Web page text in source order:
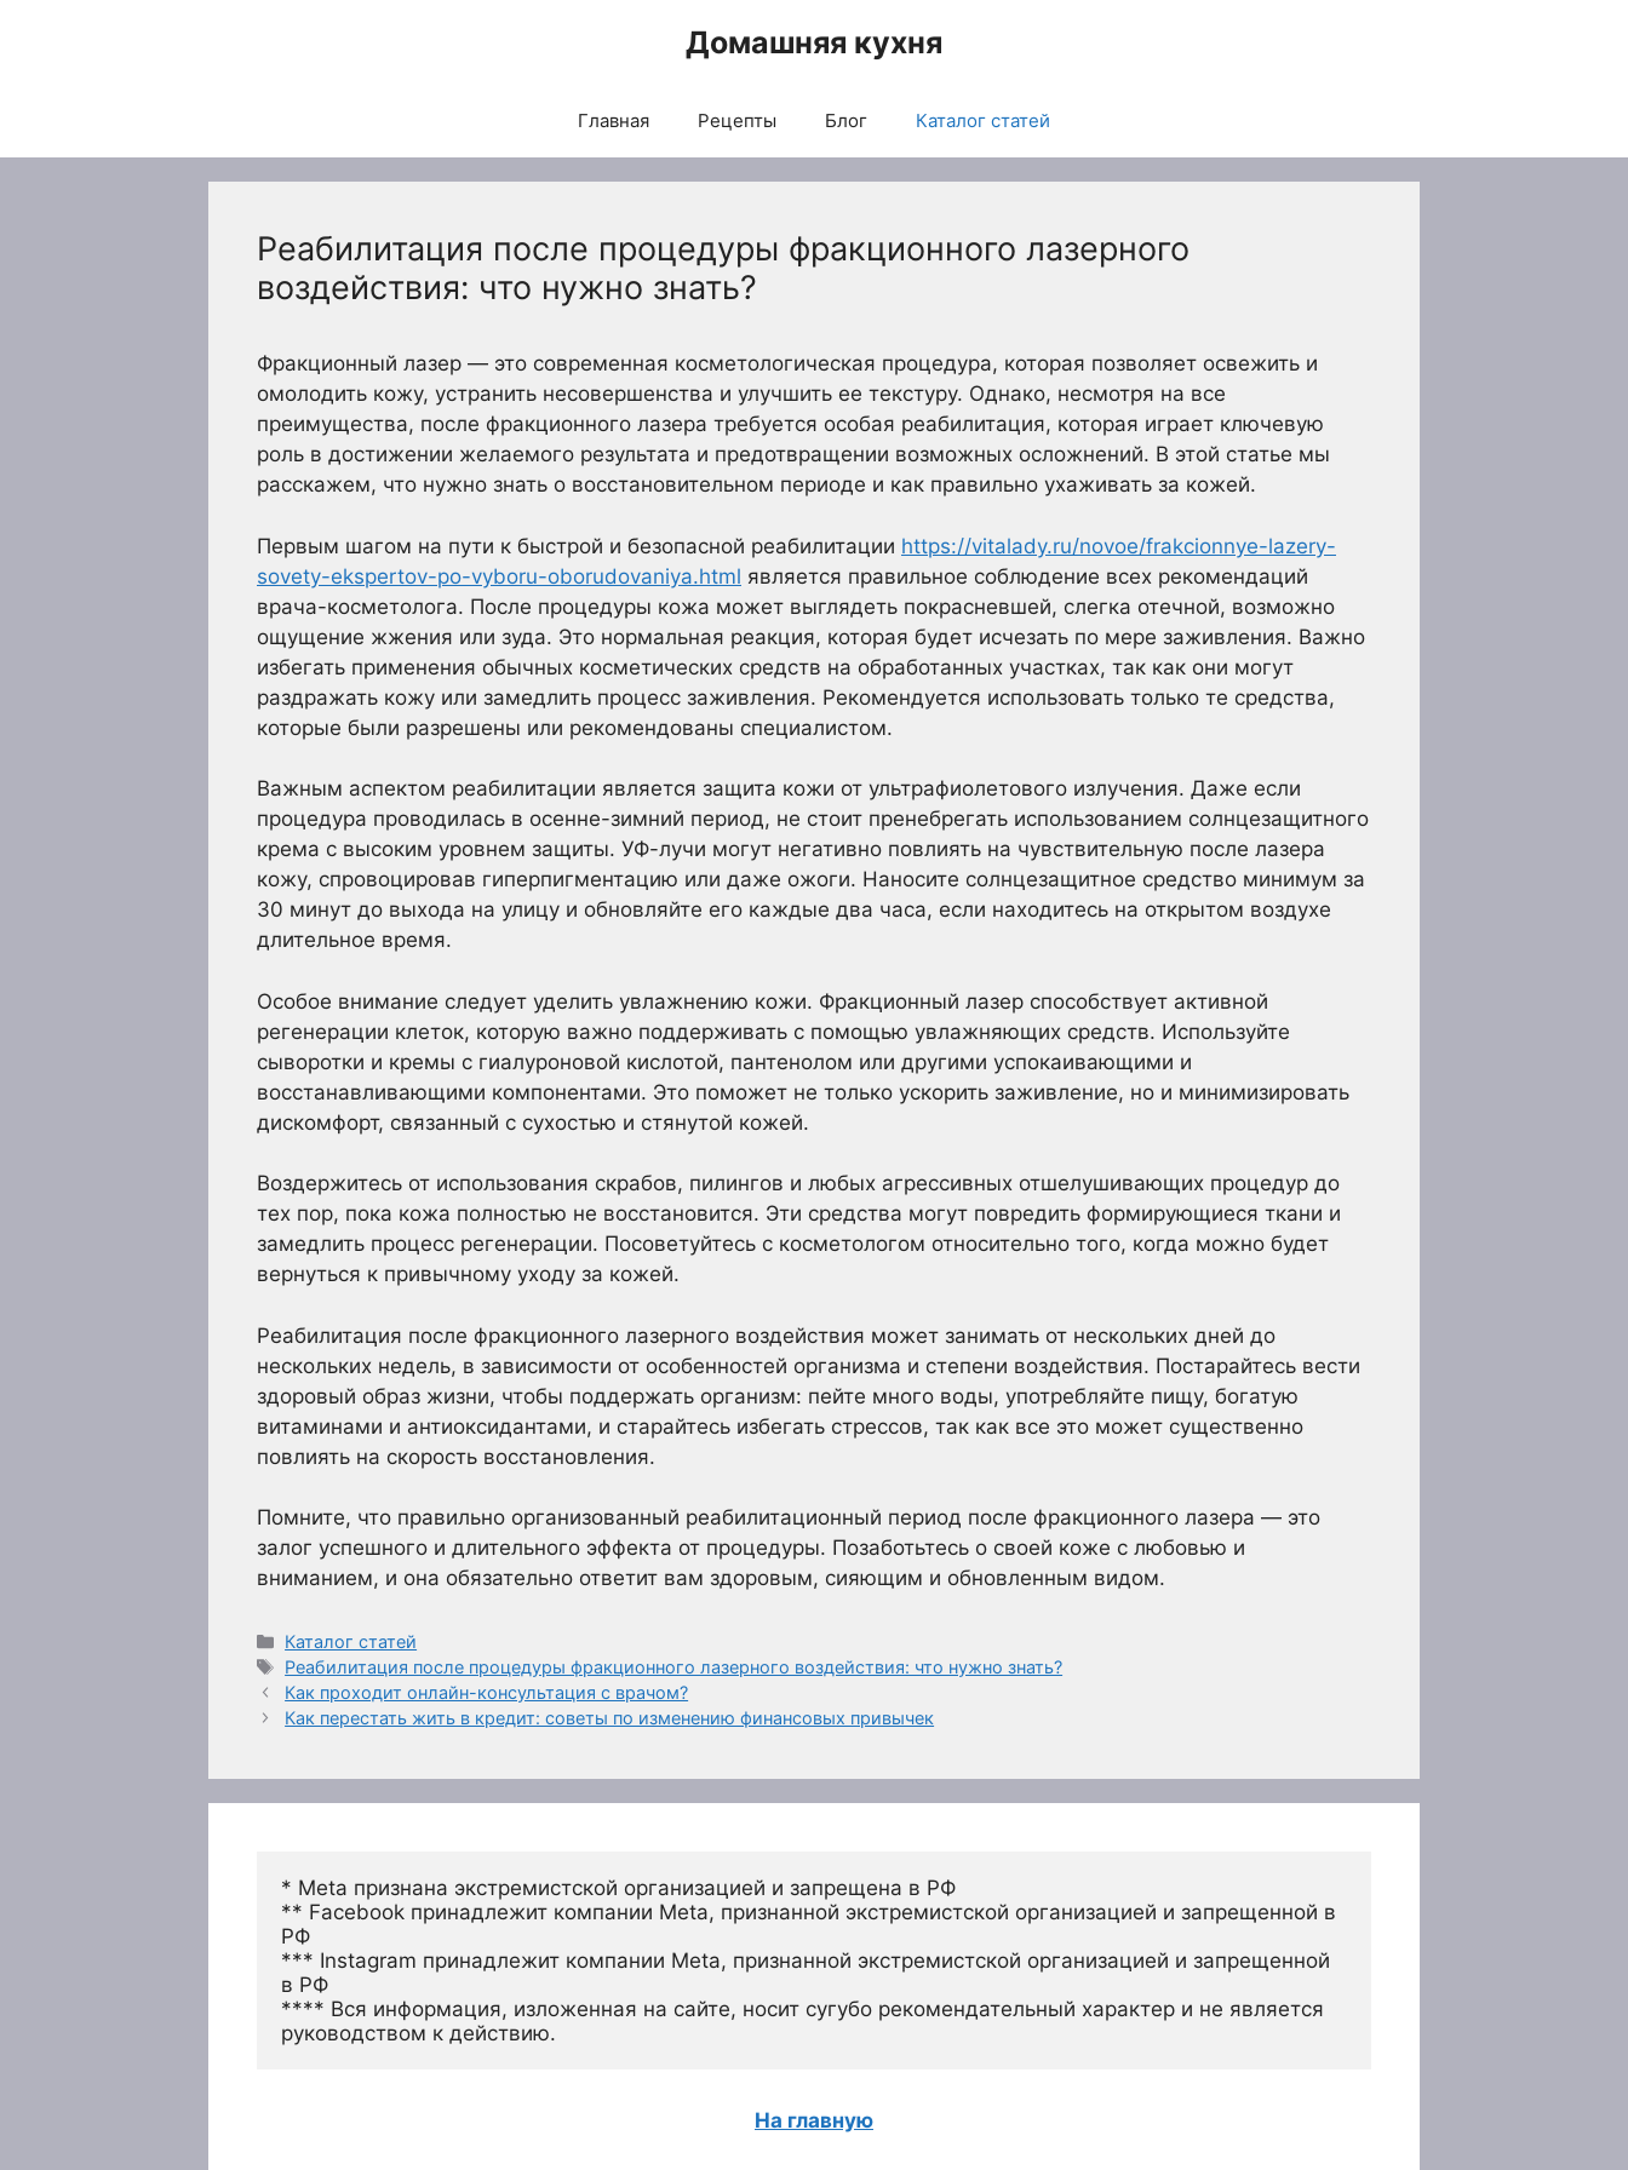
Домашняя кухня
Главная Рецепты Блог Каталог статей
Реабилитация после процедуры фракционного лазерного
воздействия: что нужно знать?
Фракционный лазер — это современная косметологическая процедура, которая позволяет освежить и
омолодить кожу, устранить несовершенства и улучшить ее текстуру. Однако, несмотря на все
преимущества, после фракционного лазера требуется особая реабилитация, которая играет ключевую
роль в достижении желаемого результата и предотвращении возможных осложнений. В этой статье мы
расскажем, что нужно знать о восстановительном периоде и как правильно ухаживать за кожей.
Первым шагом на пути к быстрой и безопасной реабилитации https://vitalady.ru/novoe/frakcionnye-lazery-
sovety-ekspertov-po-vyboru-oborudovaniya.html является правильное соблюдение всех рекомендаций
врача-косметолога. После процедуры кожа может выглядеть покрасневшей, слегка отечной, возможно
ощущение жжения или зуда. Это нормальная реакция, которая будет исчезать по мере заживления. Важно
избегать применения обычных косметических средств на обработанных участках, так как они могут
раздражать кожу или замедлить процесс заживления. Рекомендуется использовать только те средства,
которые были разрешены или рекомендованы специалистом.
Важным аспектом реабилитации является защита кожи от ультрафиолетового излучения. Даже если
процедура проводилась в осенне-зимний период, не стоит пренебрегать использованием солнцезащитного
крема с высоким уровнем защиты. УФ-лучи могут негативно повлиять на чувствительную после лазера
кожу, спровоцировав гиперпигментацию или даже ожоги. Наносите солнцезащитное средство минимум за
30 минут до выхода на улицу и обновляйте его каждые два часа, если находитесь на открытом воздухе
длительное время.
Особое внимание следует уделить увлажнению кожи. Фракционный лазер способствует активной
регенерации клеток, которую важно поддерживать с помощью увлажняющих средств. Используйте
сыворотки и кремы с гиалуроновой кислотой, пантенолом или другими успокаивающими и
восстанавливающими компонентами. Это поможет не только ускорить заживление, но и минимизировать
дискомфорт, связанный с сухостью и стянутой кожей.
Воздержитесь от использования скрабов, пилингов и любых агрессивных отшелушивающих процедур до
тех пор, пока кожа полностью не восстановится. Эти средства могут повредить формирующиеся ткани и
замедлить процесс регенерации. Посоветуйтесь с косметологом относительно того, когда можно будет
вернуться к привычному уходу за кожей.
Реабилитация после фракционного лазерного воздействия может занимать от нескольких дней до
нескольких недель, в зависимости от особенностей организма и степени воздействия. Постарайтесь вести
здоровый образ жизни, чтобы поддержать организм: пейте много воды, употребляйте пищу, богатую
витаминами и антиоксидантами, и старайтесь избегать стрессов, так как все это может существенно
повлиять на скорость восстановления.
Помните, что правильно организованный реабилитационный период после фракционного лазера — это
залог успешного и длительного эффекта от процедуры. Позаботьтесь о своей коже с любовью и
вниманием, и она обязательно ответит вам здоровым, сияющим и обновленным видом.
Рубрики
Каталог статей
Метки
Реабилитация после процедуры фракционного лазерного воздействия: что нужно знать?
Как проходит онлайн-консультация с врачом?
Как перестать жить в кредит: советы по изменению финансовых привычек
* Meta признана экстремистской организацией и запрещена в РФ
** Facebook принадлежит компании Meta, признанной экстремистской организацией и запрещенной в
РФ
*** Instagram принадлежит компании Meta, признанной экстремистской организацией и запрещенной
в РФ
**** Вся информация, изложенная на сайте, носит сугубо рекомендательный характер и не является
руководством к действию.
На главную